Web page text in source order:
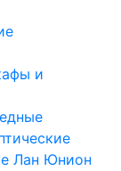
и
Лан Юнион